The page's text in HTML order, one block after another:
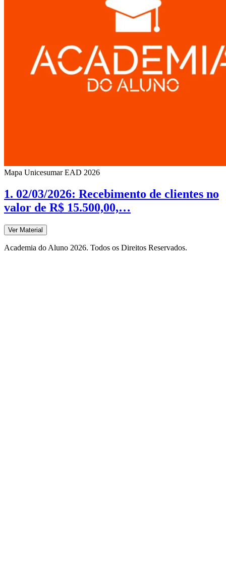
Mapa Unicesumar EAD 2026
1. 02/03/2026: Recebimento de clientes no
valor de R$ 15.500,00,…
Ver Material
Academia do Aluno 2026. Todos os Direitos Reservados.